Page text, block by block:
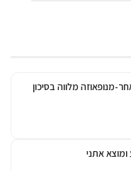
מנופאוזה מלווה בסיכון
אתני